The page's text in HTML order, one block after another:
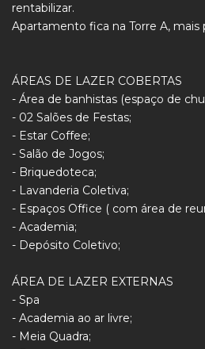
rentabilizar.
Apartamento fica na Torre A, mais
ÁREAS DE LAZER COBERTAS
- Área de banhistas (espaço de
- 02 Salões de Festas;
- Estar Coffee;
- Salão de Jogos;
- Briquedoteca;
- Lavanderia Coletiva;
- Espaços Office ( com área de
- Academia;
- Depósito Coletivo;
ÁREA DE LAZER EXTERNAS
- Spa
- Academia ao ar livre;
- Meia Quadra;